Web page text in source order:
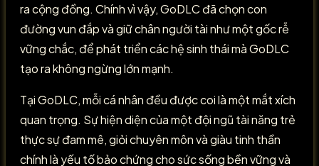
ra cộng đồng. Chính vì vậy, GoDLC đã chọn con
đường vun đắp và giữ chân người tài như một gốc rễ
vững chắc, để phát triển các hệ sinh thái mà GoDLC
tạo ra không ngừng lớn mạnh.
Tại GoDLC, mỗi cá nhân đều được coi là một mắt xích
quan trọng. Sự hiện diện của một đội ngũ tài năng trẻ
thực sự đam mê, giỏi chuyên môn và giàu tinh thần
chính là yếu tố bảo chứng cho sức sống bền vững và